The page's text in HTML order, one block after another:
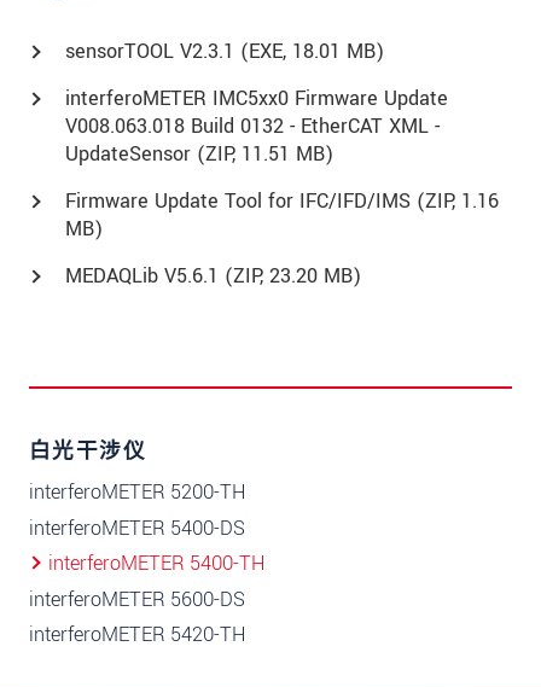
sensorTOOL V2.3.1 (EXE, 18.01 MB)
interferoMETER IMC5xx0 Firmware Update
V008.063.018 Build 0132 - EtherCAT XML -
UpdateSensor (ZIP, 11.51 MB)
Firmware Update Tool for IFC/IFD/IMS (ZIP, 1.16
MB)
MEDAQLib V5.6.1 (ZIP, 23.20 MB)
白光干涉仪
interferoMETER 5200-TH
interferoMETER 5400-DS
interferoMETER 5400-TH
interferoMETER 5600-DS
interferoMETER 5420-TH